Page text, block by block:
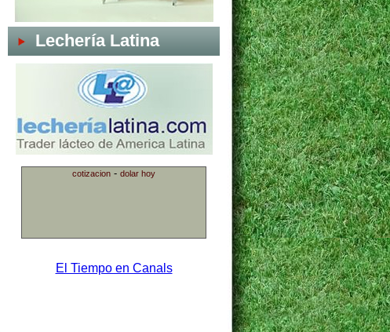
Lechería Latina
cotizacion - dolar hoy
El Tiempo en Canals